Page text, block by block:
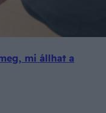
mi állhat a